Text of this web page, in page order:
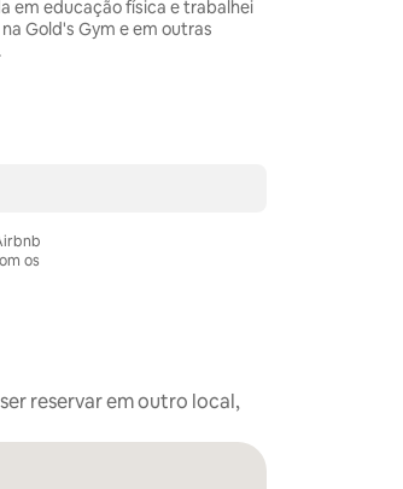
em educação física e trabalhei
na Gold's Gym e em outras
os
reservar em outro local,